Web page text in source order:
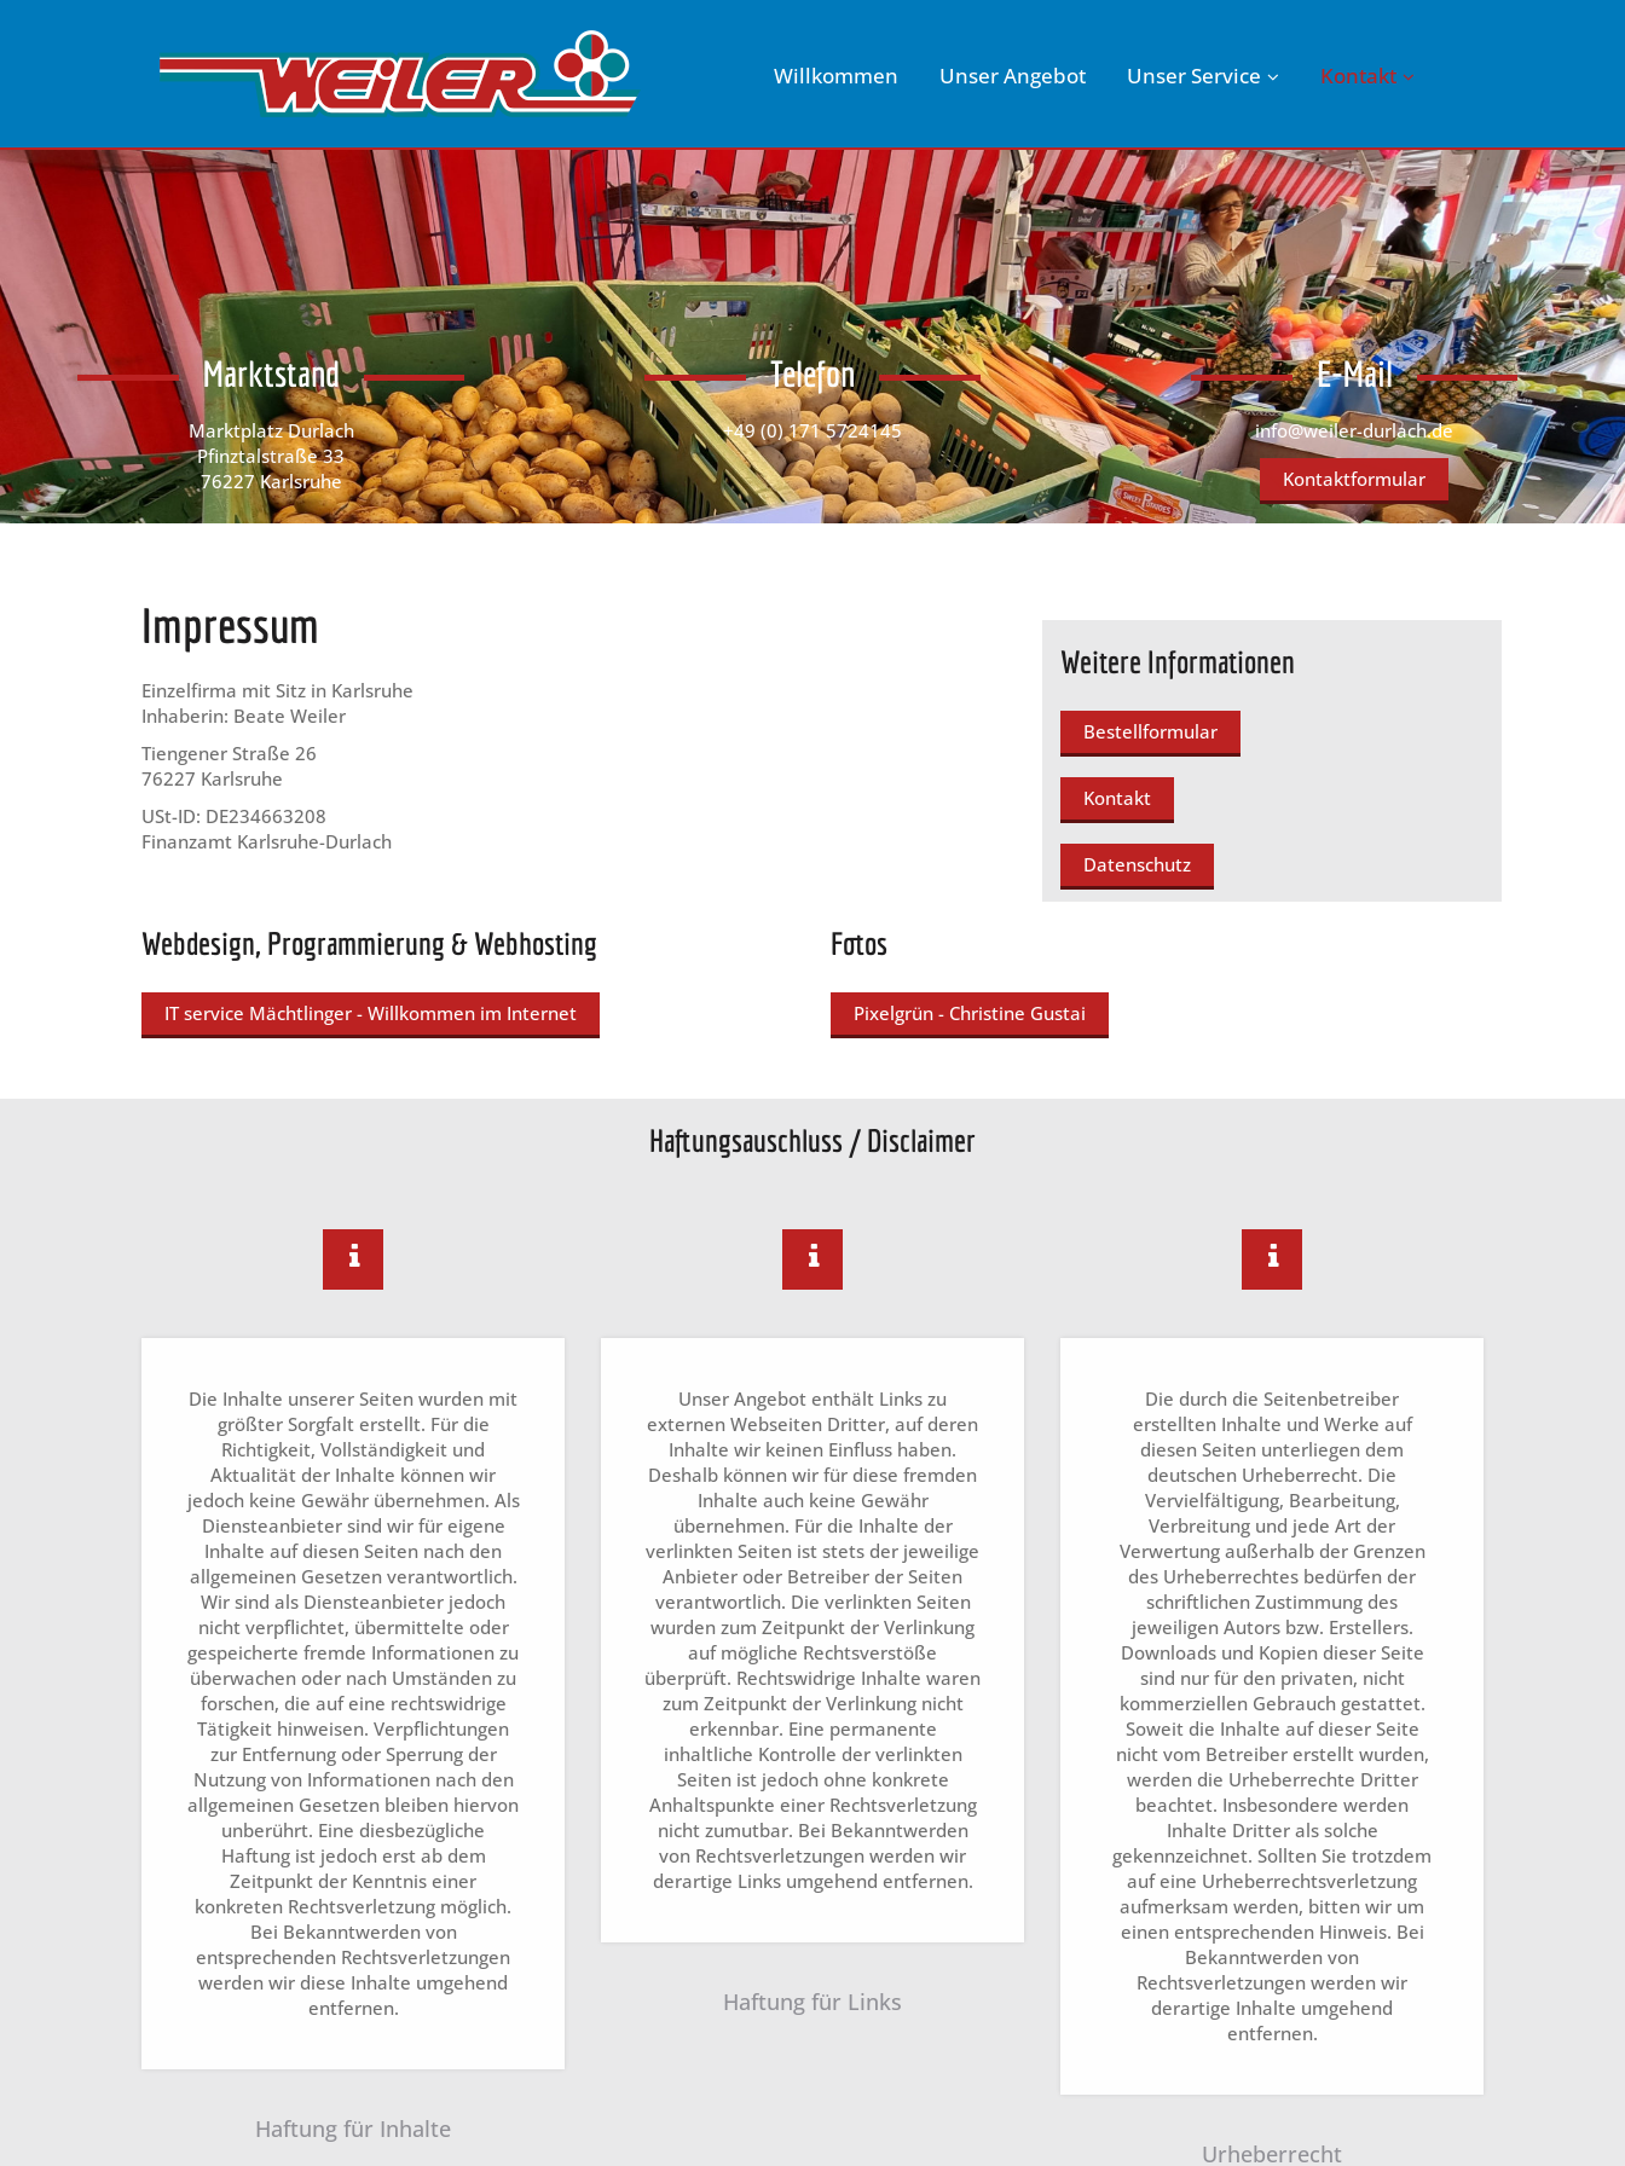
Willkommen Unser Angebot Unser Service Kontakt
Marktstand
Marktplatz Durlach
Pfinztalstraße 33
76227 Karlsruhe
Telefon
+49 (0) 171 5724145
E-Mail
info@weiler-durlach.de
Kontaktformular
Impressum
Einzelfirma mit Sitz in Karlsruhe
Inhaberin: Beate Weiler
Tiengener Straße 26
76227 Karlsruhe
USt-ID: DE234663208
Finanzamt Karlsruhe-Durlach
Weitere Informationen
Bestellformular
Kontakt
Datenschutz
Webdesign, Programmierung & Webhosting
IT service Mächtlinger - Willkommen im Internet
Fotos
Pixelgrün - Christine Gustai
Haftungsauschluss / Disclaimer
Die Inhalte unserer Seiten wurden mit
größter Sorgfalt erstellt. Für die
Richtigkeit, Vollständigkeit und
Aktualität der Inhalte können wir
jedoch keine Gewähr übernehmen. Als
Diensteanbieter sind wir für eigene
Inhalte auf diesen Seiten nach den
allgemeinen Gesetzen verantwortlich.
Wir sind als Diensteanbieter jedoch
nicht verpflichtet, übermittelte oder
gespeicherte fremde Informationen zu
überwachen oder nach Umständen zu
forschen, die auf eine rechtswidrige
Tätigkeit hinweisen. Verpflichtungen
zur Entfernung oder Sperrung der
Nutzung von Informationen nach den
allgemeinen Gesetzen bleiben hiervon
unberührt. Eine diesbezügliche
Haftung ist jedoch erst ab dem
Zeitpunkt der Kenntnis einer
konkreten Rechtsverletzung möglich.
Bei Bekanntwerden von
entsprechenden Rechtsverletzungen
werden wir diese Inhalte umgehend
entfernen.
Haftung für Inhalte
Unser Angebot enthält Links zu
externen Webseiten Dritter, auf deren
Inhalte wir keinen Einfluss haben.
Deshalb können wir für diese fremden
Inhalte auch keine Gewähr
übernehmen. Für die Inhalte der
verlinkten Seiten ist stets der jeweilige
Anbieter oder Betreiber der Seiten
verantwortlich. Die verlinkten Seiten
wurden zum Zeitpunkt der Verlinkung
auf mögliche Rechtsverstöße
überprüft. Rechtswidrige Inhalte waren
zum Zeitpunkt der Verlinkung nicht
erkennbar. Eine permanente
inhaltliche Kontrolle der verlinkten
Seiten ist jedoch ohne konkrete
Anhaltspunkte einer Rechtsverletzung
nicht zumutbar. Bei Bekanntwerden
von Rechtsverletzungen werden wir
derartige Links umgehend entfernen.
Haftung für Links
Die durch die Seitenbetreiber
erstellten Inhalte und Werke auf
diesen Seiten unterliegen dem
deutschen Urheberrecht. Die
Vervielfältigung, Bearbeitung,
Verbreitung und jede Art der
Verwertung außerhalb der Grenzen
des Urheberrechtes bedürfen der
schriftlichen Zustimmung des
jeweiligen Autors bzw. Erstellers.
Downloads und Kopien dieser Seite
sind nur für den privaten, nicht
kommerziellen Gebrauch gestattet.
Soweit die Inhalte auf dieser Seite
nicht vom Betreiber erstellt wurden,
werden die Urheberrechte Dritter
beachtet. Insbesondere werden
Inhalte Dritter als solche
gekennzeichnet. Sollten Sie trotzdem
auf eine Urheberrechtsverletzung
aufmerksam werden, bitten wir um
einen entsprechenden Hinweis. Bei
Bekanntwerden von
Rechtsverletzungen werden wir
derartige Inhalte umgehend
entfernen.
Urheberrecht